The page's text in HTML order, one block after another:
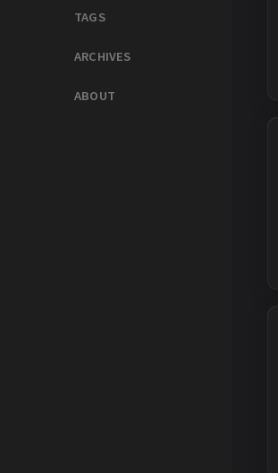
TAGS
ARCHIVES
ABOUT